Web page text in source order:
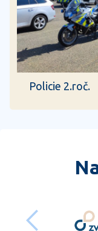
Policie 2.roč.